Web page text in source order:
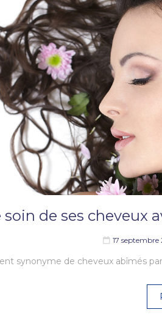
soin de ses cheveux
17 septembre
synonyme de cheveux abîmés